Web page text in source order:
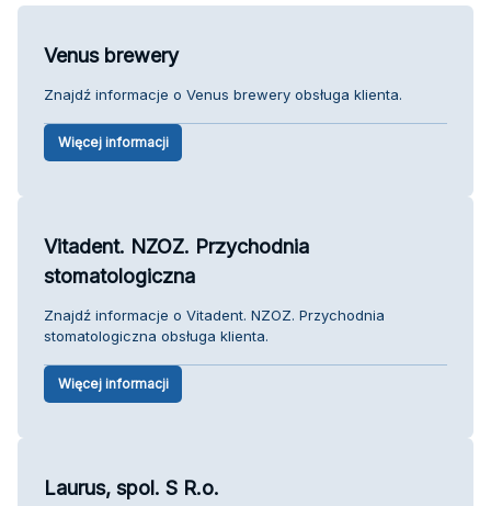
Venus brewery
Znajdź informacje o Venus brewery obsługa klienta.
Więcej informacji
Vitadent. NZOZ. Przychodnia
stomatologiczna
Znajdź informacje o Vitadent. NZOZ. Przychodnia
stomatologiczna obsługa klienta.
Więcej informacji
Laurus, spol. S R.o.